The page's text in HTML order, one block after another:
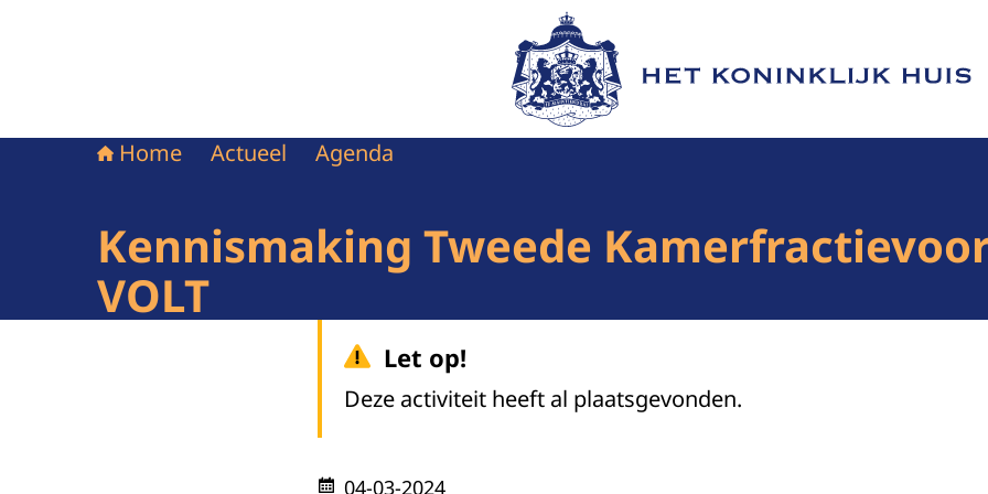
Naar de homepage van Het Koninklijk Huis
Home Actueel Agenda
Kennismaking Tweede
VOLT
Let op!
Deze activiteit heeft al plaatsgevonden.
04-03-2024